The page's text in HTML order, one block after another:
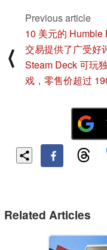
⟨
Previous article
10 美元的 Humble
交易提供了广受好
Steam Deck 可玩
戏，零售价超过
Related Articles